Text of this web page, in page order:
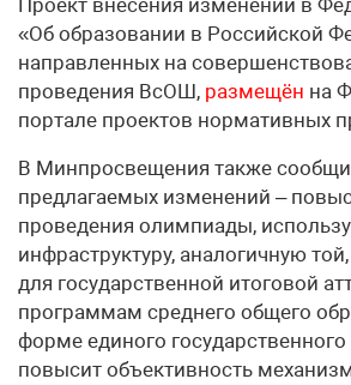
Проект внесения изменений в
«Об образовании в Российской
направленных на
проведения ВсОШ, размещён на
портале проектов нормативных
В Минпросвещения также
предлагаемых изменений –
проведения олимпиады,
инфраструктуру, аналогичную
для государственной итоговой
программам среднего общего
форме единого
повысит объективность